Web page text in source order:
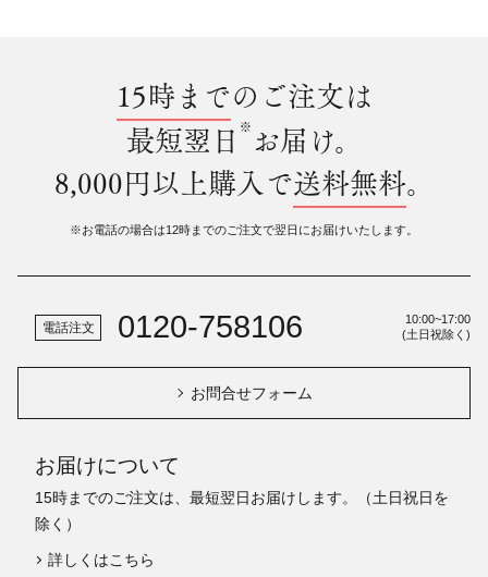
15時までのご注文は
最短翌日 ※ お届け。
8,000円以上購入で送料無料。
※お電話の場合は12時までのご注文で翌日にお届けいたします。
電話注文 0120-758106
10:00~17:00
(土日祝除く)
お問合せフォーム
お届けについて
15時までのご注文は、最短翌日お届けします。（土日祝日を
除く）
詳しくはこちら